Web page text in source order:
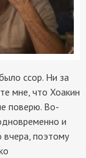
ссор. Ни за
мне, что Хоакин
поверю. Во-
и
вчера, поэтому